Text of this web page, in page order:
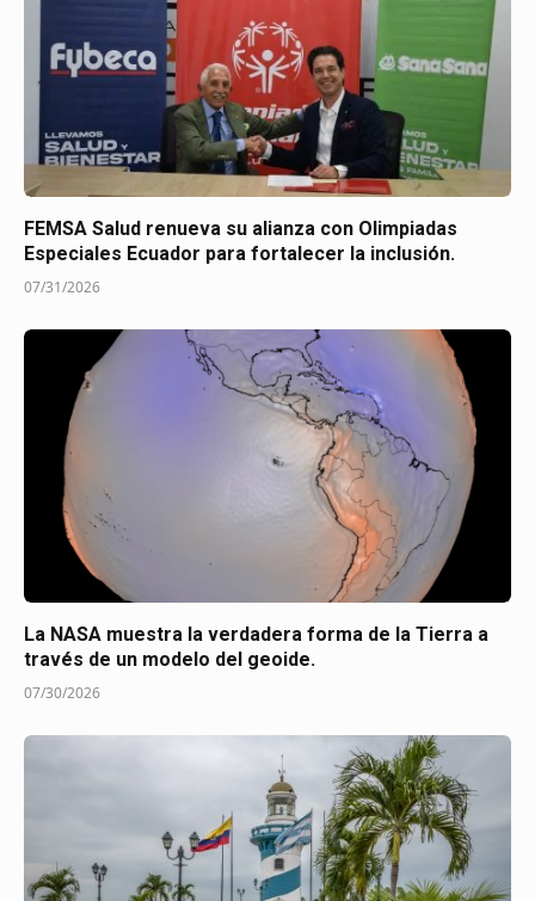
FEMSA Salud renueva su alianza con Olimpiadas
Especiales Ecuador para fortalecer la inclusión.
07/31/2026
La NASA muestra la verdadera forma de la Tierra a
través de un modelo del geoide.
07/30/2026